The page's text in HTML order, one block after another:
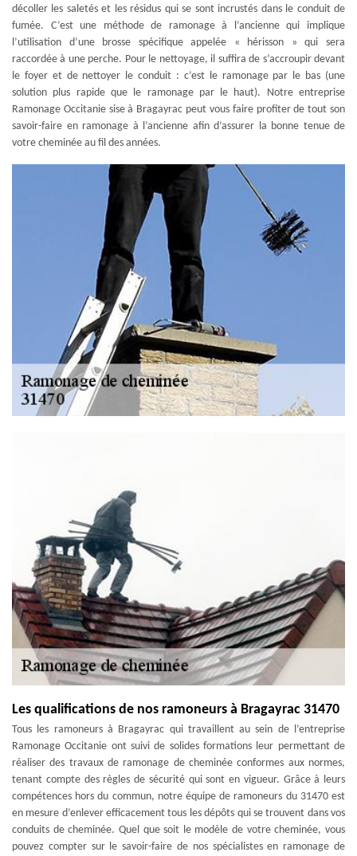
décoller les saletés et les résidus qui se sont incrustés dans le conduit de
fumée. C’est une méthode de ramonage à l’ancienne qui implique
l’utilisation d’une brosse spécifique appelée « hérisson » qui sera
raccordée à une perche. Pour le nettoyage, il suffira de s’accroupir devant
le foyer et de nettoyer le conduit : c’est le ramonage par le bas (une
solution plus rapide que le ramonage par le haut). Notre entreprise
Ramonage Occitanie sise à Bragayrac peut vous faire profiter de tout son
savoir-faire en ramonage à l’ancienne afin d’assurer la bonne tenue de
votre cheminée au fil des années.
Les qualifications de nos ramoneurs à Bragayrac 31470
Tous les ramoneurs à Bragayrac qui travaillent au sein de l’entreprise
Ramonage Occitanie ont suivi de solides formations leur permettant de
réaliser des travaux de ramonage de cheminée conformes aux normes,
tenant compte des règles de sécurité qui sont en vigueur. Grâce à leurs
compétences hors du commun, notre équipe de ramoneurs du 31470 est
en mesure d’enlever efficacement tous les dépôts qui se trouvent dans vos
conduits de cheminée. Quel que soit le modèle de votre cheminée, vous
pouvez compter sur le savoir-faire de nos spécialistes en ramonage de